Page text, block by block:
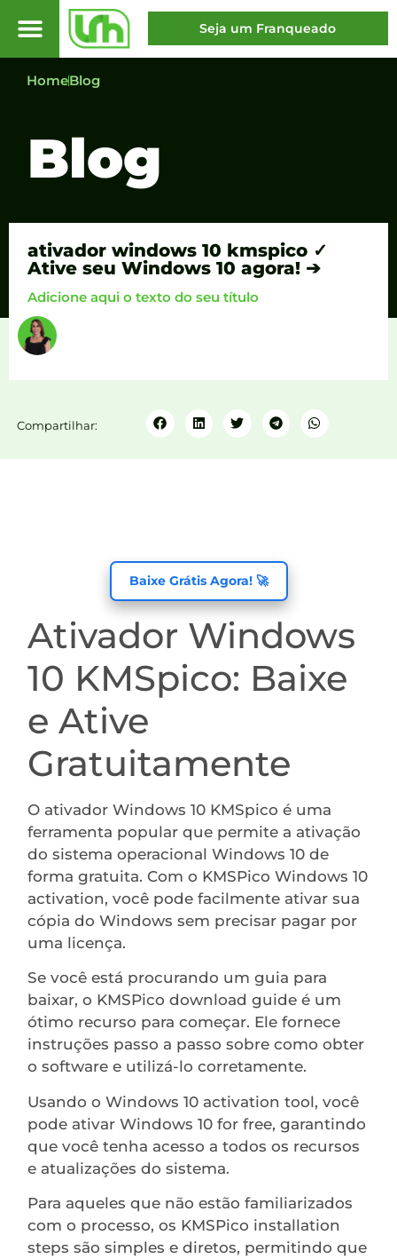
Seja um Franqueado
HomeBlog
Blog
ativador windows 10 kmspico ✓
Ative seu Windows 10 agora! ➔
Adicione aqui o texto do seu título
Compartilhar:
Baixe Grátis Agora! 🚀
Ativador Windows
10 KMSpico: Baixe
e Ative
Gratuitamente
O ativador Windows 10 KMSpico é uma
ferramenta popular que permite a ativação
do sistema operacional Windows 10 de
forma gratuita. Com o KMSPico Windows 10
activation, você pode facilmente ativar sua
cópia do Windows sem precisar pagar por
uma licença.
Se você está procurando um guia para
baixar, o KMSPico download guide é um
ótimo recurso para começar. Ele fornece
instruções passo a passo sobre como obter
o software e utilizá-lo corretamente.
Usando o Windows 10 activation tool, você
pode ativar Windows 10 for free, garantindo
que você tenha acesso a todos os recursos
e atualizações do sistema.
Para aqueles que não estão familiarizados
com o processo, os KMSPico installation
steps são simples e diretos, permitindo que